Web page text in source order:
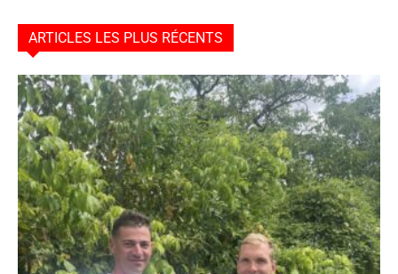
ARTICLES LES PLUS RÉCENTS